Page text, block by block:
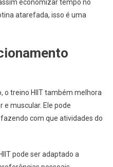
economizar tempo no
atarefada, isso é uma
o treino HIIT também melhora
e muscular. Ele pode
com que atividades do
pode ser adaptado a